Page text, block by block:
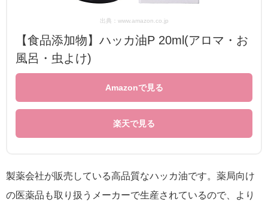
出典：www.amazon.co.jp
【食品添加物】ハッカ油P 20ml(アロマ・お
風呂・虫よけ)
Amazonで見る
楽天で見る
製薬会社が販売している高品質なハッカ油です。薬局向け
の医薬品も取り扱うメーカーで生産されているので、より